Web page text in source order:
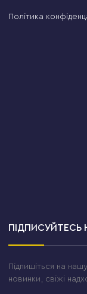
Політика
ПІДПИСУЙТЕСЬ
Підпишіться на
новинки, свіжі